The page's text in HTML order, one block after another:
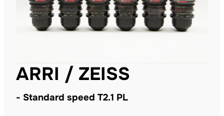
ARRI / ZEISS
Standard speed T2.1 PL